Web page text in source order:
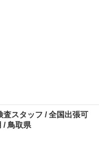
査スタッフ / 全国出張可
/ 鳥取県